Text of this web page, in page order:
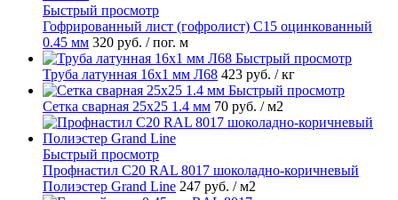
Быстрый просмотр
Гофрированный лист (гофролист) С15 оцинкованный
0.45 мм 320 руб. / пог. м
Быстрый просмотр
Труба латунная 16х1 мм Л68 423 руб. / кг
Быстрый просмотр
Сетка сварная 25х25 1.4 мм 70 руб. / м2
Быстрый просмотр
Профнастил С20 RAL 8017 шоколадно-коричневый
Полиэстер Grand Line 247 руб. / м2